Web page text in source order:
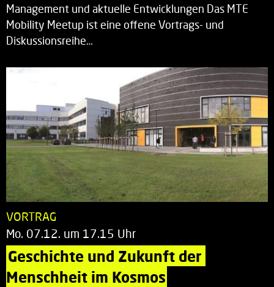
Management und aktuelle Entwicklungen Das MTE
Mobility Meetup ist eine offene Vortrags- und
Diskussionsreihe…
VORTRAG
Mo. 07.12. um 17.15 Uhr
Geschichte und Zukunft der
Menschheit im Kosmos